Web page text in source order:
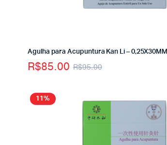
Agulha para Acupuntura Kan Li – 0,25X30MM
R$95.00
R$85.00
11%